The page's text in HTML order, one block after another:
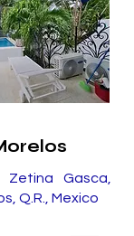
Zetina Gasca,
Q.R., Mexico